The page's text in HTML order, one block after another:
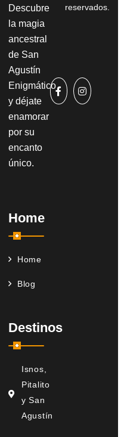
Descubre
la magia
ancestral
de San
Agustín
Enigmático
y déjate
enamorar
por su
encanto
único.
Home
Home
Blog
Destinos
Isnos,
Pitalito
y San
Agustín
reservados.